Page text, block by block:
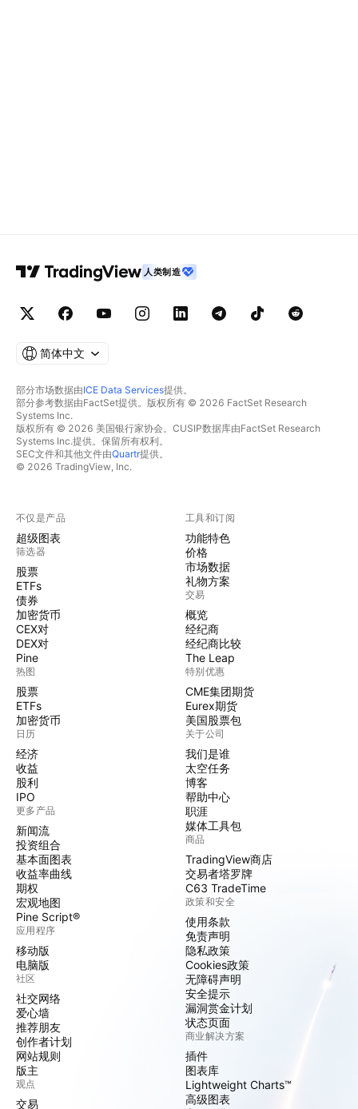
人类制造
简体中文
部分市场数据由ICE Data Services提供。
部分参考数据由FactSet提供。版权所有 © 2026 FactSet Research
Systems Inc.
版权所有 © 2026 美国银行家协会。CUSIP数据库由FactSet Research
Systems Inc.提供。保留所有权利。
SEC文件和其他文件由Quartr提供。
© 2026 TradingView, Inc.
不仅是产品
超级图表
筛选器
股票
ETFs
债券
加密货币
CEX对
DEX对
Pine
热图
股票
ETFs
加密货币
日历
经济
收益
股利
IPO
更多产品
新闻流
投资组合
基本面图表
收益率曲线
期权
宏观地图
Pine Script®
应用程序
移动版
电脑版
社区
社交网络
爱心墙
推荐朋友
创作者计划
网站规则
版主
观点
交易
工具和订阅
功能特色
价格
市场数据
礼物方案
交易
概览
经纪商
经纪商比较
The Leap
特别优惠
CME集团期货
Eurex期货
美国股票包
关于公司
我们是谁
太空任务
博客
帮助中心
职涯
媒体工具包
商品
TradingView商店
交易者塔罗牌
C63 TradeTime
政策和安全
使用条款
免责声明
隐私政策
Cookies政策
无障碍声明
安全提示
漏洞赏金计划
状态页面
商业解决方案
插件
图表库
Lightweight Charts™
高级图表